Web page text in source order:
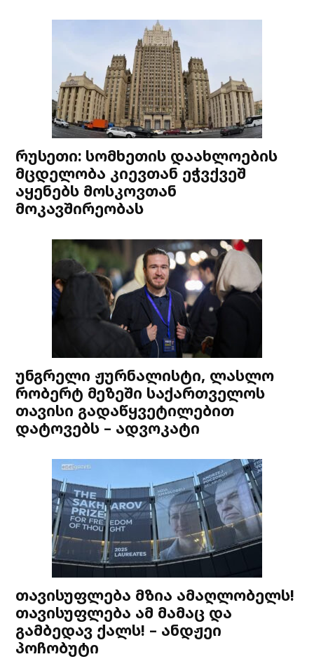
რუსეთი: სომხეთის დაახლოების
მცდელობა კიევთან ეჭვქვეშ
აყენებს მოსკოვთან
მოკავშირეობას
უნგრელი ჟურნალისტი, ლასლო
რობერტ მეზეში საქართველოს
თავისი გადაწყვეტილებით
დატოვებს – ადვოკატი
თავისუფლება მზია ამაღლობელს!
თავისუფლება ამ მამაც და
გამბედავ ქალს! – ანდჟეი
პოჩობუტი